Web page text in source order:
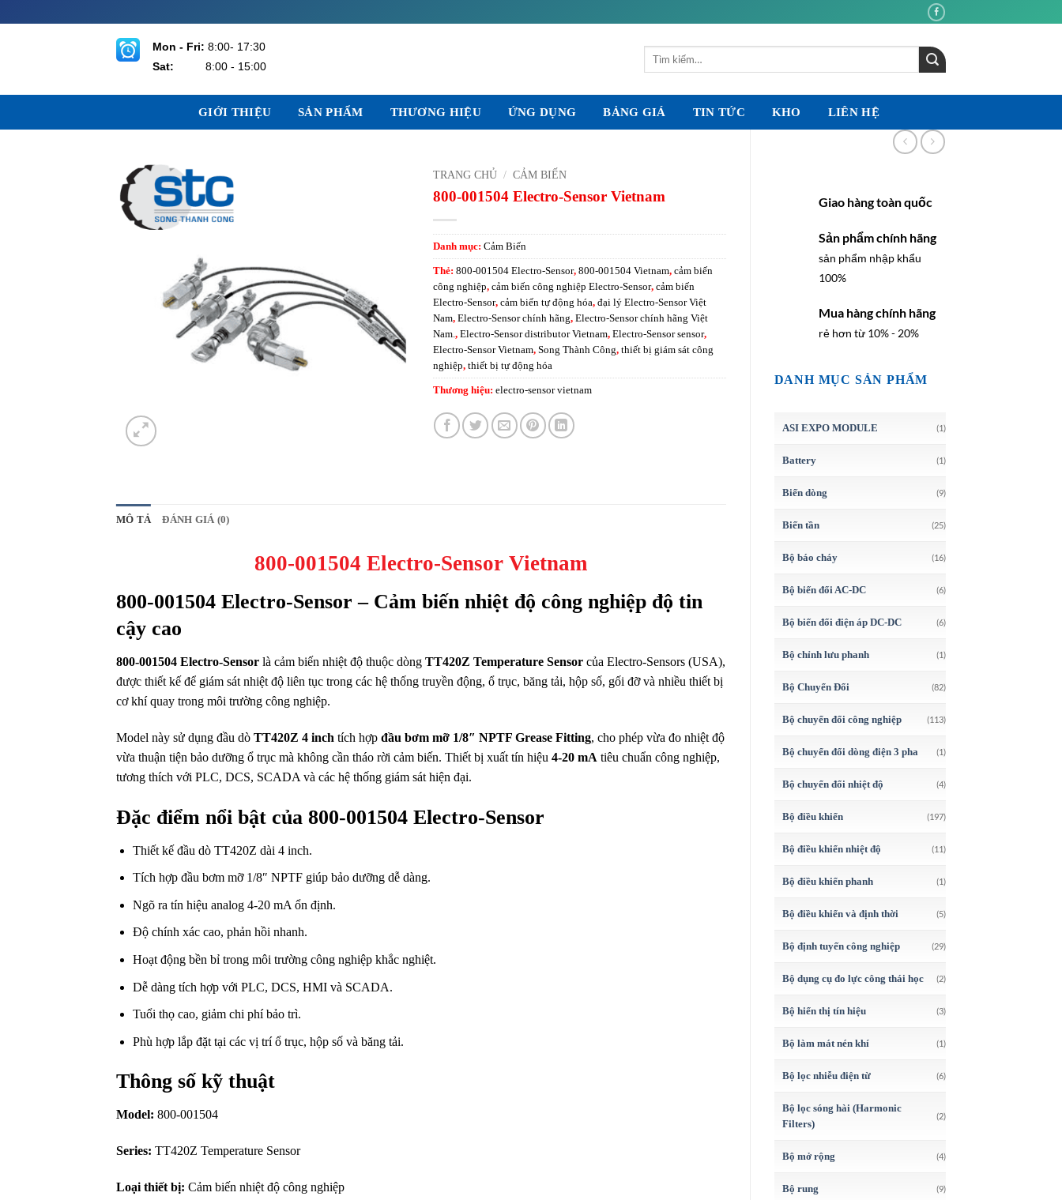
qua
Mon - Fri: 8:00- 17:30
Sat:
8:00 - 15:00
Tìm
GIỚI THIỆU SẢN PHẨM THƯƠNG HIỆU ỨNG DỤNG BẢNG GIÁ TIN TỨC KHO LIÊN HỆ
Giao hàng toàn quốc
Sản phẩm chính hãng
sản phẩm nhập khẩu
100%
Mua hàng chính hãng
rẻ hơn từ 10% - 20%
DANH MỤC SẢN PHẨM
ASI EXPO MODULE (1)
Battery (1)
Biến dòng (9)
Biến tần (25)
Bộ báo cháy (16)
Bộ biến đổi AC-DC (6)
Bộ biến đổi điện áp DC-DC (6)
Bộ chỉnh lưu phanh (1)
Bộ Chuyển Đổi (82)
Bộ chuyển đổi công nghiệp (113)
Bộ chuyển đổi dòng điện 3 pha (1)
Bộ chuyển đổi nhiệt độ (4)
Bộ điều khiển (197)
Bộ điều khiển nhiệt độ (11)
Bộ điều khiển phanh (1)
Bộ điều khiển và định thời (5)
Bộ định tuyến công nghiệp (29)
Bộ dụng cụ đo lực công thái học (2)
Bộ hiển thị tín hiệu (3)
Bộ làm mát nén khí (1)
Bộ lọc nhiễu điện từ (6)
Bộ lọc sóng hài (Harmonic
Filters)
(2)
Bộ mở rộng (4)
Bộ rung (9)
TRANG CHỦ / CẢM BIẾN
800-001504 Electro-Sensor Vietnam
Danh mục: Cảm Biến
Thẻ: 800-001504 Electro-Sensor, 800-001504 Vietnam, cảm biến
công nghiệp, cảm biến công nghiệp Electro-Sensor, cảm biến
Electro-Sensor, cảm biến tự động hóa, đại lý Electro-Sensor Việt
Nam, Electro-Sensor chính hãng, Electro-Sensor chính hãng Việt
Nam. , Electro-Sensor distributor Vietnam, Electro-Sensor sensor,
Electro-Sensor Vietnam, Song Thành Công, thiết bị giám sát công
nghiệp, thiết bị tự động hóa
Thương hiệu: electro-sensor vietnam
MÔ TẢ ĐÁNH GIÁ (0)
800-001504 Electro-Sensor Vietnam
800-001504 Electro-Sensor – Cảm biến nhiệt độ công nghiệp độ tin
cậy cao
800-001504 Electro-Sensor là cảm biến nhiệt độ thuộc dòng TT420Z Temperature Sensor của Electro-Sensors (USA),
được thiết kế để giám sát nhiệt độ liên tục trong các hệ thống truyền động, ổ trục, băng tải, hộp số, gối đỡ và nhiều thiết bị
cơ khí quay trong môi trường công nghiệp.
Model này sử dụng đầu dò TT420Z 4 inch tích hợp đầu bơm mỡ 1/8″ NPTF Grease Fitting, cho phép vừa đo nhiệt độ
vừa thuận tiện bảo dưỡng ổ trục mà không cần tháo rời cảm biến. Thiết bị xuất tín hiệu 4-20 mA tiêu chuẩn công nghiệp,
tương thích với PLC, DCS, SCADA và các hệ thống giám sát hiện đại.
Đặc điểm nổi bật của 800-001504 Electro-Sensor
Thiết kế đầu dò TT420Z dài 4 inch.
Tích hợp đầu bơm mỡ 1/8″ NPTF giúp bảo dưỡng dễ dàng.
Ngõ ra tín hiệu analog 4-20 mA ổn định.
Độ chính xác cao, phản hồi nhanh.
Hoạt động bền bỉ trong môi trường công nghiệp khắc nghiệt.
Dễ dàng tích hợp với PLC, DCS, HMI và SCADA.
Tuổi thọ cao, giảm chi phí bảo trì.
Phù hợp lắp đặt tại các vị trí ổ trục, hộp số và băng tải.
Thông số kỹ thuật
Model: 800-001504
Series: TT420Z Temperature Sensor
Loại thiết bị: Cảm biến nhiệt độ công nghiệp